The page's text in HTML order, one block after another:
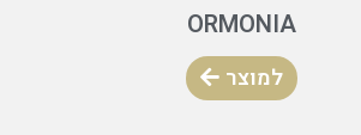
ORMONIA
למוצר